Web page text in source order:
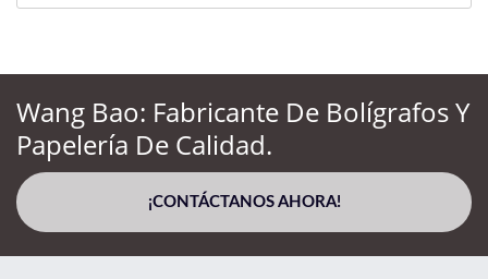
Wang Bao: Fabricante De Bolígrafos Y
Papelería De Calidad.
¡CONTÁCTANOS AHORA!